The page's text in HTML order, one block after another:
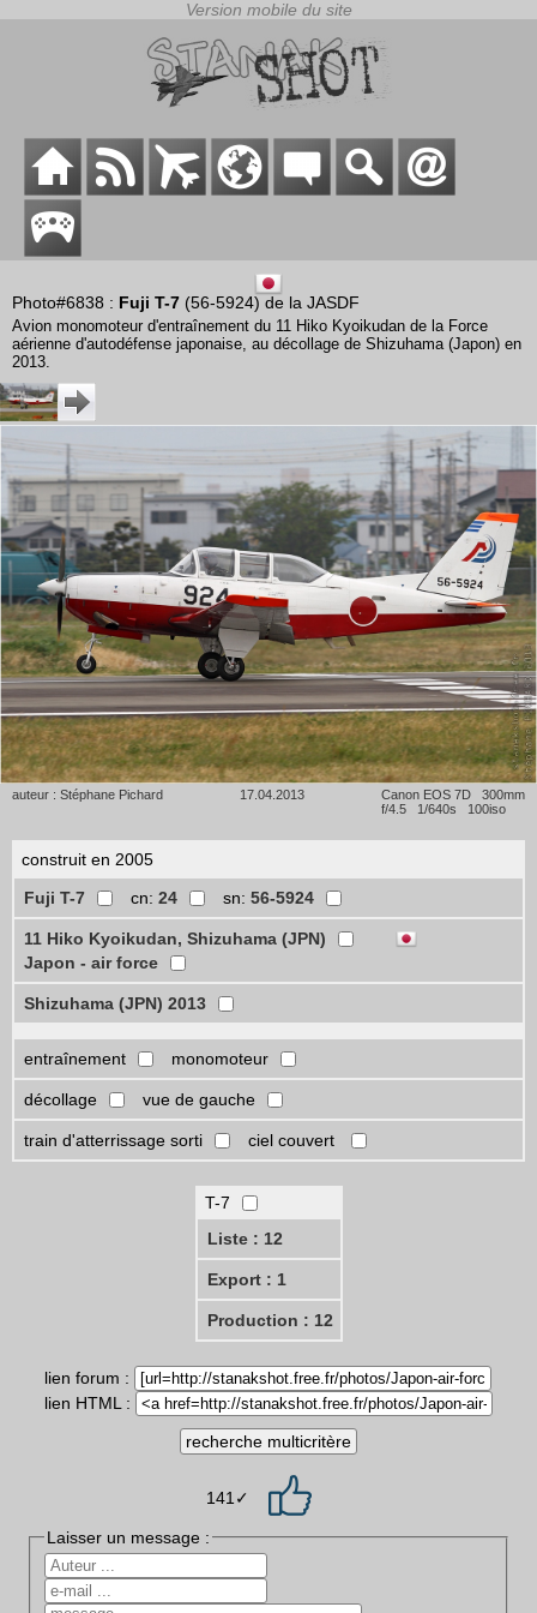
Photo#6838 : Fuji T-7 (56-5924) de la JASDF
Avion monomoteur d'entraînement du 11 Hiko Kyoikudan de la Force
aérienne d'autodéfense japonaise, au décollage de Shizuhama (Japon) en
2013.
auteur : Stéphane Pichard 17.04.2013
Canon EOS 7D 300mm
f/4.5 1/640s 100iso
construit en 2005
Fuji T-7
cn: 24 sn: 56-5924
11 Hiko Kyoikudan, Shizuhama (JPN)
Japon - air force
Shizuhama (JPN) 2013
entraînement monomoteur
décollage vue de gauche
train d'atterrissage sorti ciel couvert
T-7
Liste : 12
Export : 1
Production : 12
lien forum :
lien HTML :
141✓
Laisser un message :